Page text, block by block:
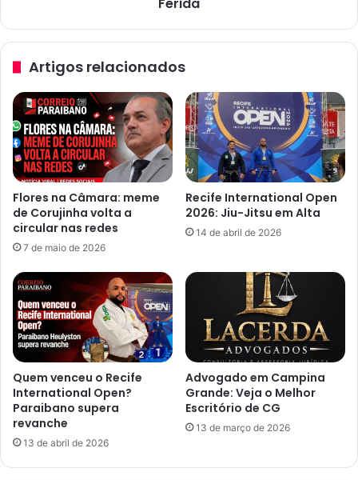
a
P
a
r
a
b
a
x
a
M
u
l
e
r
r
v
e
m
e
n
t
e
F
e
r
d
Ferida
Artigos relacionados
Flores na Câmara: meme
de Corujinha volta a
circular nas redes
7 de maio de 2026
Recife International Open
2026: Jiu-Jitsu em Alta
14 de abril de 2026
Quem venceu o Recife
International Open?
Paraibano supera
revanche
13 de abril de 2026
Advogado em Campina
Grande: Veja o Melhor
Escritório de CG
13 de março de 2026